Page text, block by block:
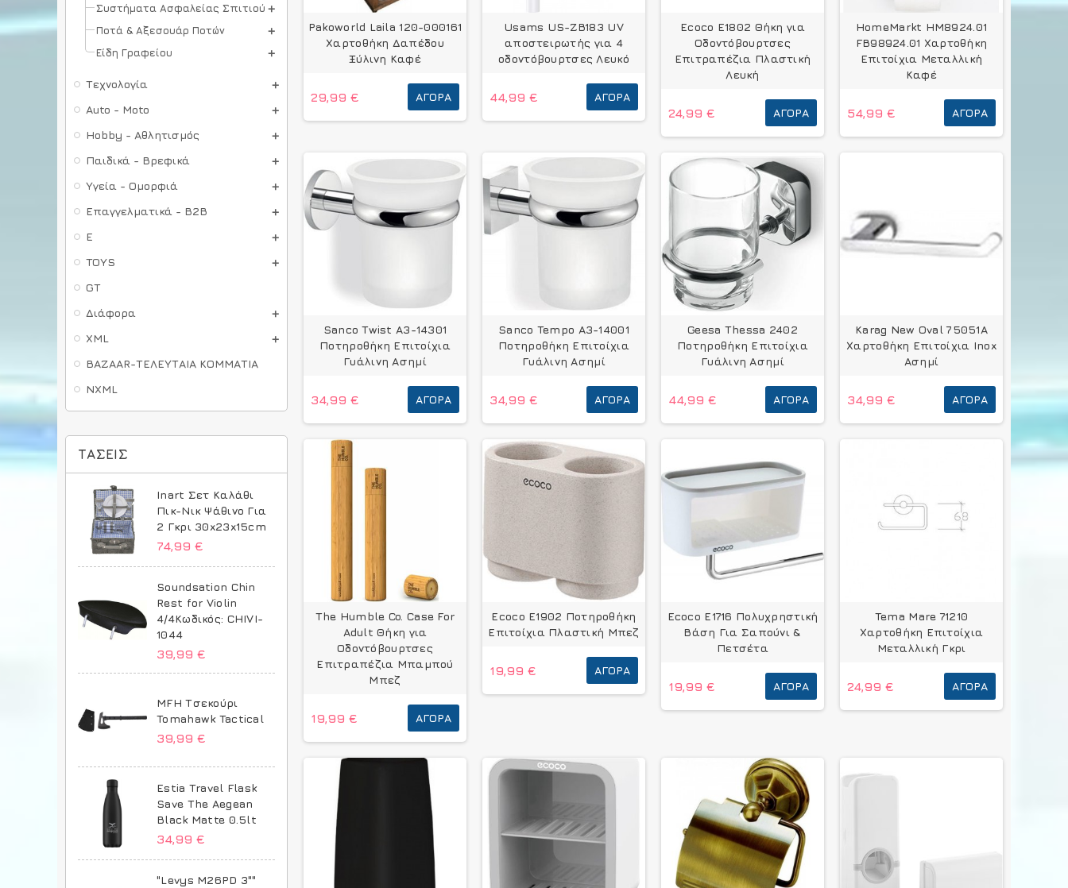
Συστήματα Ασφαλείας Σπιτιού
Ποτά & Αξεσουάρ Ποτών
Είδη Γραφείου
Τεχνολογία
Auto - Moto
Hobby - Αθλητισμός
Παιδικά - Βρεφικά
Υγεία - Ομορφιά
Επαγγελματικά - B2B
E
TOYS
GT
Διάφορα
XML
BAZAAR-ΤΕΛΕΥΤΑΙΑ ΚΟΜΜΑΤΙΑ
NXML
ΤΆΣΕΙΣ
Inart Σετ Καλάθι
Πικ-Νικ Ψάθινο Για
2 Γκρι 30x23x15cm
74,99 €
Soundsation Chin
Rest for Violin
4/4Κωδικός: CHIVI-
1044
39,99 €
MFH Τσεκούρι
Tomahawk Tactical
39,99 €
Estia Travel Flask
Save The Aegean
Black Matte 0.5lt
34,99 €
"Levys M26PD 3""
Pakoworld Laila 120-000161
Χαρτοθήκη Δαπέδου
Ξύλινη Καφέ
29,99 € ΑΓΟΡΆ
Usams US-ZB183 UV
αποστειρωτής για 4
οδοντόβουρτσες Λευκό
44,99 € ΑΓΟΡΆ
Ecoco E1802 Θήκη για
Οδοντόβουρτσες
Επιτραπέζια Πλαστική
Λευκή
24,99 € ΑΓΟΡΆ
HomeMarkt HM8924.01
FB98924.01 Χαρτοθήκη
Επιτοίχια Μεταλλική
Καφέ
54,99 € ΑΓΟΡΆ
Sanco Twist A3-14301
Ποτηροθήκη Επιτοίχια
Γυάλινη Ασημί
34,99 € ΑΓΟΡΆ
Sanco Tempo A3-14001
Ποτηροθήκη Επιτοίχια
Γυάλινη Ασημί
34,99 € ΑΓΟΡΆ
Geesa Thessa 2402
Ποτηροθήκη Επιτοίχια
Γυάλινη Ασημί
44,99 € ΑΓΟΡΆ
Karag New Oval 75051A
Χαρτοθήκη Επιτοίχια Inox
Ασημί
34,99 € ΑΓΟΡΆ
The Humble Co. Case For
Adult Θήκη για
Οδοντόβουρτσες
Επιτραπέζια Μπαμπού
Μπεζ
19,99 € ΑΓΟΡΆ
Ecoco E1902 Ποτηροθήκη
Επιτοίχια Πλαστική Μπεζ
19,99 € ΑΓΟΡΆ
Ecoco E1716 Πολυχρηστική
Βάση Για Σαπούνι &
Πετσέτα
19,99 € ΑΓΟΡΆ
Tema Mare 71210
Χαρτοθήκη Επιτοίχια
Μεταλλική Γκρι
24,99 € ΑΓΟΡΆ